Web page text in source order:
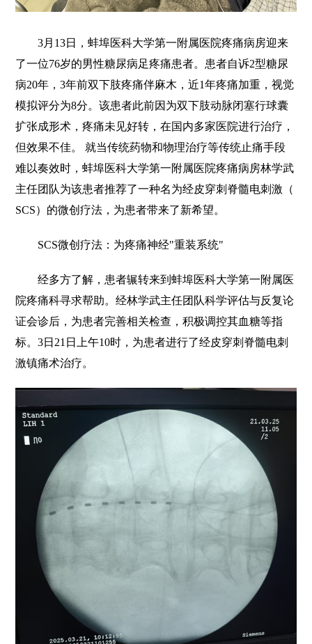
3月13日，蚌埠医科大学第一附属医院疼痛病房迎来
了一位76岁的男性糖尿病足疼痛患者。患者自诉2型糖尿
病20年，3年前双下肢疼痛伴麻木，近1年疼痛加重，视觉
模拟评分为8分。该患者此前因为双下肢动脉闭塞行球囊
扩张成形术，疼痛未见好转，在国内多家医院进行治疗，
但效果不佳。 就当传统药物和物理治疗等传统止痛手段
难以奏效时，蚌埠医科大学第一附属医院疼痛病房林学武
主任团队为该患者推荐了一种名为经皮穿刺脊髓电刺激（
SCS）的微创疗法，为患者带来了新希望。
SCS微创疗法：为疼痛神经"重装系统"
经多方了解，患者辗转来到蚌埠医科大学第一附属医
院疼痛科寻求帮助。经林学武主任团队科学评估与反复论
证会诊后，为患者完善相关检查，积极调控其血糖等指
标。3日21日上午10时，为患者进行了经皮穿刺脊髓电刺
激镇痛术治疗。